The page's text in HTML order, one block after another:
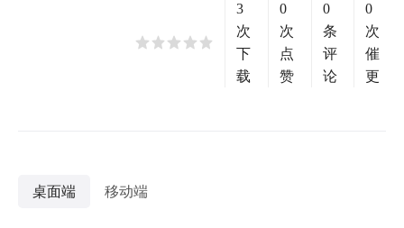
3
次
下
载
0
次
点
赞
0
条
评
论
0
次
催
更
桌面端 移动端